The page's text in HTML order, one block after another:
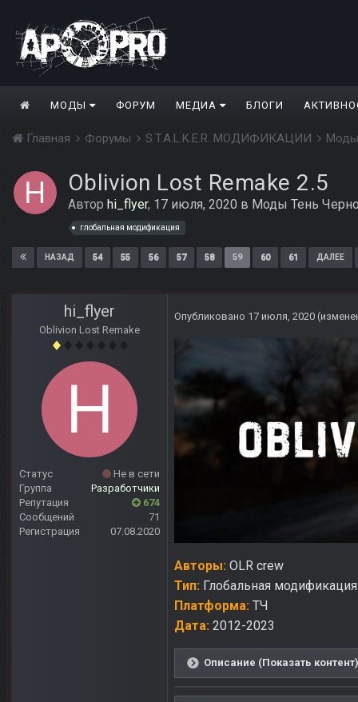
МОДЫ ФОРУМ МЕДИА БЛОГИ
Главная Форумы S.T.A.L.K.E.R. МОДИФИКАЦИИ
Oblivion Lost Remake 2.5
Автор hi_flyer, 17 июля, 2020 в Моды Тень
глобальная модификация
НАЗАД 54 55 56 57 58 59 60 61 ДАЛЕЕ
hi_flyer
Oblivion Lost Remake
Статус
Не в сети
Группа
Разработчики
Репутация
674
Сообщений
71
Регистрация
07.08.2020
Опубликовано 17 июля, 2020
Авторы: OLR crew
Тип: Глобальная модификация
Платформа: ТЧ
Дата: 2012-2023
Описание (Показать контент)